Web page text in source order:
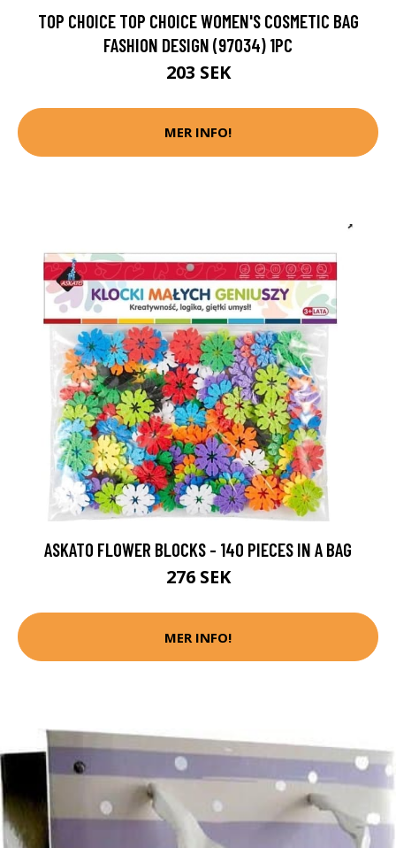
TOP CHOICE TOP CHOICE WOMEN'S COSMETIC BAG
FASHION DESIGN (97034) 1PC
203 SEK
MER INFO!
ASKATO FLOWER BLOCKS - 140 PIECES IN A BAG
276 SEK
MER INFO!